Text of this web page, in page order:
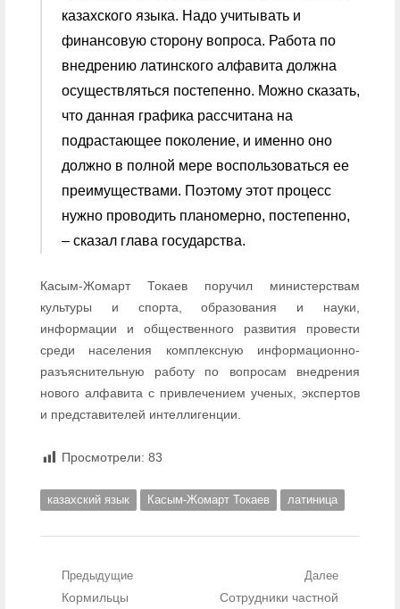
казахского языка. Надо учитывать и
финансовую сторону вопроса. Работа по
внедрению латинского алфавита должна
осуществляться постепенно. Можно сказать,
что данная графика рассчитана на
подрастающее поколение, и именно оно
должно в полной мере воспользоваться ее
преимуществами. Поэтому этот процесс
нужно проводить планомерно, постепенно,
– сказал глава государства.
Касым-Жомарт Токаев поручил министерствам
культуры и спорта, образования и науки,
информации и общественного развития провести
среди населения комплексную информационно-
разъяснительную работу по вопросам внедрения
нового алфавита с привлечением ученых, экспертов
и представителей интеллигенции.
Просмотрели: 83
казахский язык Касым-Жомарт Токаев латиница
Навигация по записям
Предыдущие
Предыдущий пост:
Кормильцы
Далее
Следующий пост:
Сотрудники частной